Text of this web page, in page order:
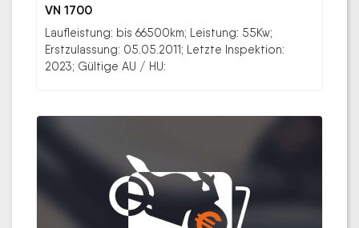
VN 1700
Laufleistung: bis 66500km; Leistung: 55Kw;
Erstzulassung: 05.05.2011; Letzte Inspektion:
2023; Gültige AU / HU: